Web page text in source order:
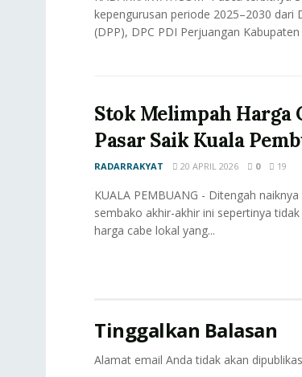
kepengurusan periode 2025–2030 dari
(DPP), DPC PDI Perjuangan Kabupaten
Stok Melimpah Harga
Pasar Saik Kuala
RADARRAKYAT 20 APRIL 2026 0 19
KUALA PEMBUANG - Ditengah
sembako akhir-akhir ini sepertinya
harga cabe lokal yang...
Tinggalkan Balasan
Alamat email Anda tidak akan